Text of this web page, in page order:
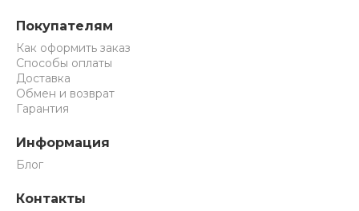
Покупателям
Как оформить заказ
Способы оплаты
Доставка
Обмен и возврат
Гарантия
Информация
Блог
Контакты